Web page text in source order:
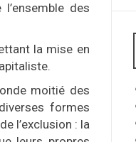
des
la mise en
moitié des
formes
l’exclusion : la